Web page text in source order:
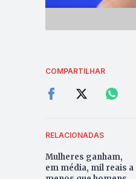
COMPARTILHAR
RELACIONADAS
Mulheres ganham,
em média, mil reais a